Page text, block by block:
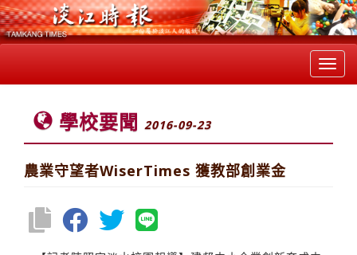
學校要聞 2016-09-23
農業守望者WiserTimes 獲教部創業金